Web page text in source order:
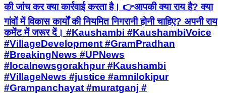
की जांच कर क्या कार्रवाई करता है। 👉आपकी क्या राय है? क्या
गांवों में विकास कार्यों की नियमित निगरानी होनी चाहिए? अपनी राय
कमेंट में जरूर दें। #Kaushambi #KaushambiVoice
#VillageDevelopment #GramPradhan
#BreakingNews #UPNews
#localnewsgorakhpur #Kaushambi
#VillageNews #justice #amnilokipur
#Grampanchayat #muratganj #